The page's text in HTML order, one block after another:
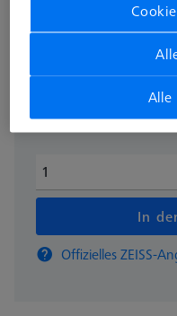
385,90
In
Offizielles ZEISS-
Alle